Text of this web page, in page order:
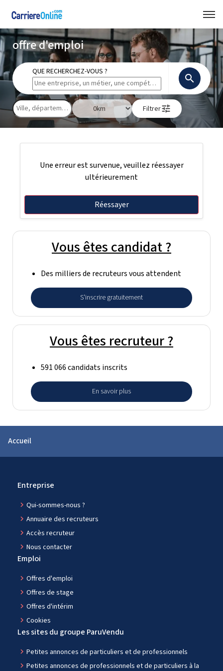
offre d'emploi
QUE RECHERCHEZ-VOUS ?
search
Filtrertune
Une erreur est survenue, veuillez réessayer
ultérieurement
Réessayer
Vous êtes candidat ?
Des milliers de recruteurs vous attendent
S'inscrire gratuitement
Vous êtes recruteur ?
591 066 candidats inscrits
En savoir plus
Accueil
Entreprise
navigate_next Qui-sommes-nous ?
navigate_next Annuaire des recruteurs
navigate_next Accès recruteur
navigate_next Nous contacter
Emploi
navigate_next Offres d'emploi
navigate_next Offres de stage
navigate_next Offres d'intérim
navigate_next Cookies
Les sites du groupe ParuVendu
navigate_next Petites annonces de particuliers et de professionnels
navigate_next Petites annonces de professionnels et de particuliers à la